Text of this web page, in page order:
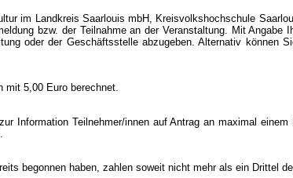
im Landkreis Saarlouis mbH, Kreisvolkshochschule
bzw. der Teilnahme an der Veranstaltung. Mit
oder der Geschäftsstelle abzugeben. Alternativ können
mit 5,00 Euro berechnet.
Information Teilnehmer/innen auf Antrag an maximal
begonnen haben, zahlen soweit nicht mehr als ein Drittel